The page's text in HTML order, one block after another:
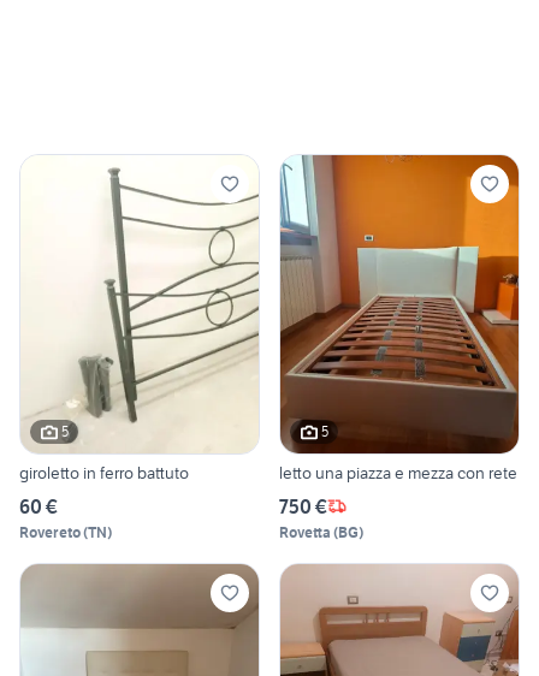
5
giroletto in ferro battuto
60 €
Rovereto(TN)
5
letto una piazza e mezza con rete
750 €
Rovetta (BG)